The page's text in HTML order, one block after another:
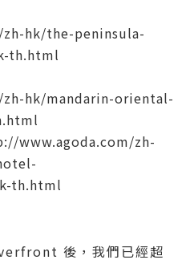
hk/the-peninsula-
th.html
hk/mandarin-oriental-
www.agoda.com/zh-
th.html
後，我們已經超